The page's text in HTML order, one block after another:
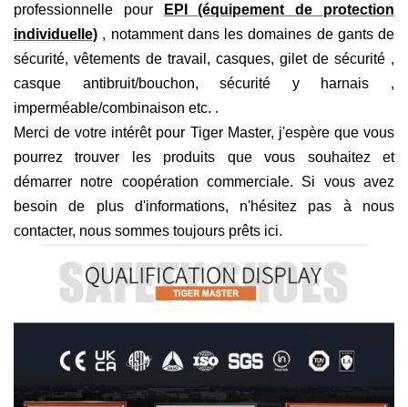
professionnelle pour
EPI (équipement de protection
individuelle) , notamment dans les domaines de gants de
sécurité, vêtements de travail, casques, gilet de sécurité ,
casque antibruit/bouchon, sécurité
y harnais
,
imperméable/combinaison etc. .
Merci de votre intérêt pour Tiger Master, j'espère que vous
pourrez trouver les produits que vous souhaitez et
démarrer notre coopération commerciale. Si vous avez
besoin de plus d'informations, n'hésitez pas à nous
contacter, nous sommes toujours prêts ici.